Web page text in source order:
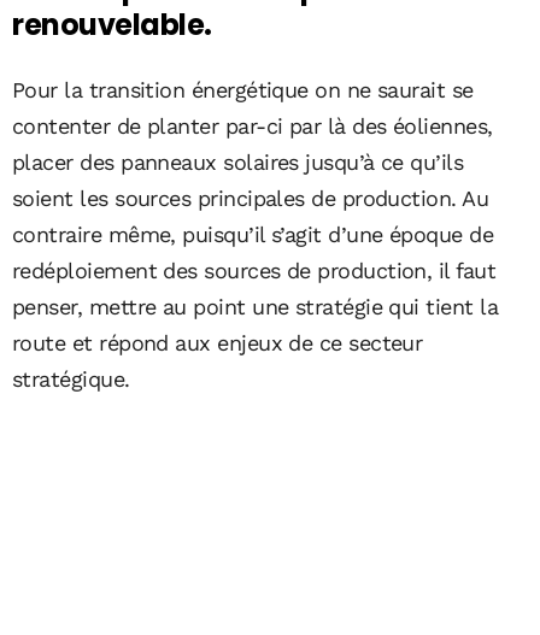
renouvelable.
Pour la transition énergétique on ne saurait se
contenter de planter par-ci par là des éoliennes,
placer des panneaux solaires jusqu’à ce qu’ils
soient les sources principales de production. Au
contraire même, puisqu’il s’agit d’une époque de
redéploiement des sources de production, il faut
penser, mettre au point une stratégie qui tient la
route et répond aux enjeux de ce secteur
stratégique.